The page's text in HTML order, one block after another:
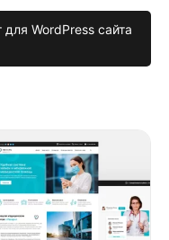
WordPress сайта